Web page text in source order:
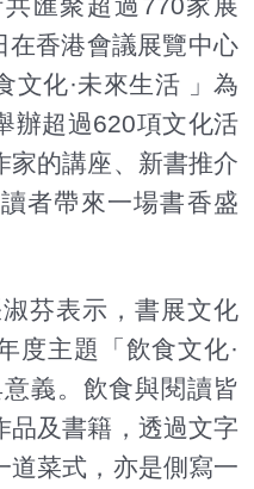
匯聚超過770家展
香港會議展覽中心
文化·未來生活 」為
辦超過620項文化活
家的講座、新書推介
者帶來一場書香盛
芬表示，書展文化
度主題「飲食文化·
義。飲食與閱讀皆
品及書籍，透過文字
道菜式，亦是側寫一